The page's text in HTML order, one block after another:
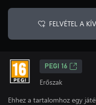
FELVÉTEL A
PEGI 16
Erőszak
Ehhez a tartalomhoz egy